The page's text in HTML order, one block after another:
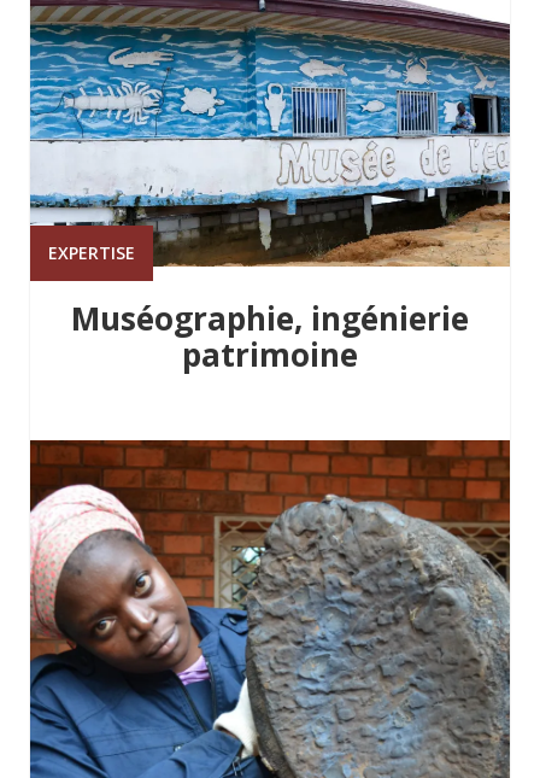
EXPERTISE
Muséographie, ingénierie
patrimoine